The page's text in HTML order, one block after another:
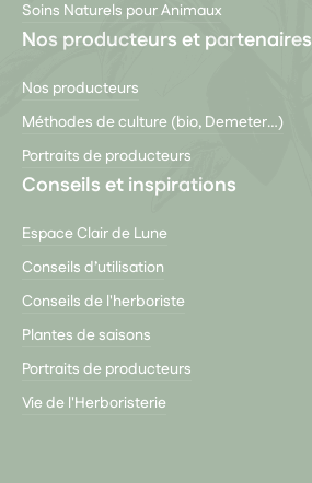
Soins Naturels pour Animaux
Nos producteurs et partenaires
Nos producteurs
Méthodes de culture (bio, Demeter…)
Portraits de producteurs
Conseils et inspirations
Espace Clair de Lune
Conseils d’utilisation
Conseils de l'herboriste
Plantes de saisons
Portraits de producteurs
Vie de l'Herboristerie